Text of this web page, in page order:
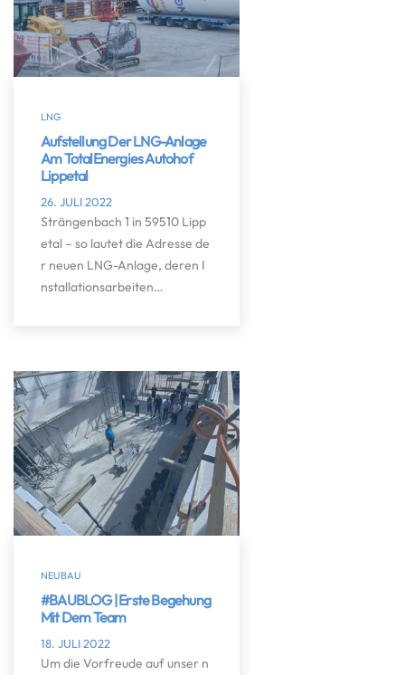
LNG
Aufstellung Der LNG-Anlage
Am TotalEnergies Autohof
Lippetal
26. JULI 2022
Strängenbach 1 in 59510 Lipp
etal – so lautet die Adresse de
r neuen LNG-Anlage, deren I
nstallationsarbeiten…
NEUBAU
#BAUBLOG | Erste Begehung
Mit Dem Team
18. JULI 2022
Um die Vorfreude auf unser n